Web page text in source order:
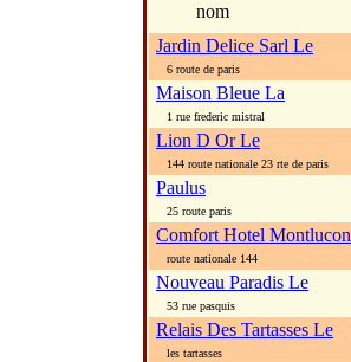
nom
Jardin Delice Sarl Le
6 route de paris
Maison Bleue La
1 rue frederic mistral
Lion D Or Le
144 route nationale 23 rte de paris
Paulus
25 route paris
Comfort Hotel Montlucon
route nationale 144
Nouveau Paradis Le
53 rue pasquis
Relais Des Tartasses Le
les tartasses